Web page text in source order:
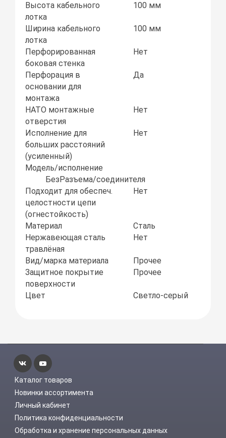
Высота кабельного
лотка
100 мм
Ширина кабельного
лотка
100 мм
Перфорированная
боковая стенка
Нет
Перфорация в
основании для
монтажа
Да
НАТО монтажные
отверстия
Нет
Исполнение для
больших расстояний
(усиленный)
Нет
Модель/исполнение
БезРазъема/соединителя
Подходит для обеспеч.
целостности цепи
(огнестойкость)
Нет
Материал
Сталь
Нержавеющая сталь
травлёная
Нет
Вид/марка материала
Прочее
Защитное покрытие
поверхности
Прочее
Цвет Светло-серый
Каталог товаров
Новинки ассортимента
Личный кабинет
Политика конфиденциальности
Обработка и хранение персональных данных